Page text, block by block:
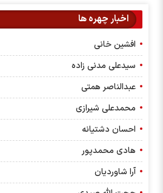
اخبار چهره ها
افشین خانی
سیدعلی مدنی زاده
عبدالناصر همتی
محمدعلی شیرازی
احسان دشتیانه
هادی محمدپور
آرا شاوردیان